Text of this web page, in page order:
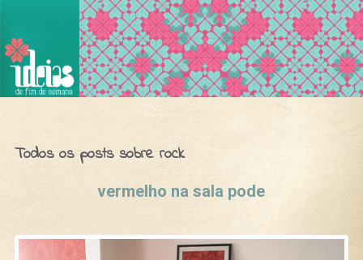
Ideias de Fim de Semana
Todos os posts sobre rock
vermelho na sala pode